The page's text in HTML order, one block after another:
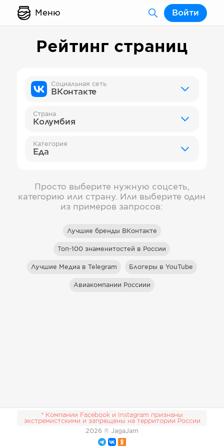
Меню Войти
Рейтинг страниц
Социальная сеть
ВКонтакте
Страна
Колумбия
Категория
Еда
Просто выберите нужную соцсеть,
категорию или страну. Или выберите один
из примеров запросов:
Лучшие бренды ВКонтакте
Топ-100 знаменитостей в России
Лучшие Медиа в Telegram Блогеры в YouTube
Авиакомпании Россиии
* Компании Facebook и Instagram признаны
экстремистскими и запрещены на территории России
2026 © JagaJam